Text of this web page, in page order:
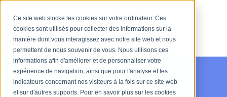
Ce site web stocke les cookies sur votre ordinateur. Ces
cookies sont utilisés pour collecter des informations sur la
manière dont vous interagissez avec notre site web et nous
permettent de nous souvenir de vous. Nous utilisons ces
informations afin d'améliorer et de personnaliser votre
expérience de navigation, ainsi que pour l'analyse et les
indicateurs concernant nos visiteurs à la fois sur ce site web
et sur d'autres supports. Pour en savoir plus sur les cookies